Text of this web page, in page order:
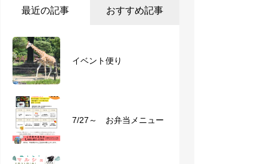
最近の記事 おすすめ記事
イベント便り
7/27～ お弁当メニュー
10/21～11/1 弁当メニ
3/25～4/5 お弁当メニュ